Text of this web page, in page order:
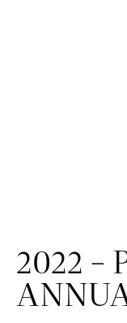
2022 –